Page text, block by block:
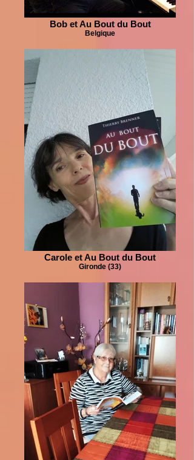
Bob et Au Bout du Bout
Belgique
Carole et Au Bout du Bout
Gironde (33)